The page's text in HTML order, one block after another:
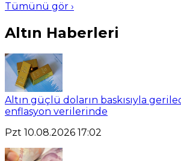
Tümünü gör ›
Altın Haberleri
Altın güçlü doların baskısıyla
enflasyon verilerinde
Pzt 10.08.2026 17:02